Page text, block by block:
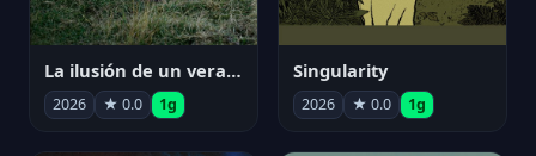
La ilusión de un verano sin fin
2026 ★ 0.0 1g
Singularity
2026 ★ 0.0 1g